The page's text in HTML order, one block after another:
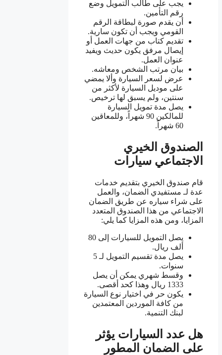
يجب على طالب التمويل وضع
رقم التأمين.
أن يقدم صورة لبطاقة الرقم
القومي ويجب أن تكون سارية.
تقديم كتاب من جهات العمل أو
إيصال مرفق يكون حديث ويفيد
عنوان العمل.
بيان مرتب الشخص ومعاشه.
عرض لسعر السيارة وألا يمضي
على موديل السيارة لأكثر من
سنتين، ولم يسبق لها ترخيص.
يصل مدة تمويل السيارة
للمالكين 90 شهراً، وللمعاقين
60 شهراً.
الصندوق الخيري
الاجتماعي سيارات
قام صندوق الخيري بتقديم خدمات
عدة لـ مستفيدي الضمان، والعمل
على شراء سياره عن طريق الضمان
الاجتماعي من هذا الصندوق المتعدد
المزايا، ومن هذه المزايا كما يلي:
يصل التمويل للسيارات إلى 80
ألف ريال.
يصل مدة تقسيم التمويل لـ 5
سنوات.
وقسط شهري يمكن أن يصل
1333 ريال وهذا كحد أقصى.
يكون حر في اختيار نوع السيارة
من كافة الموردين المعتمدين
لبنك التنمية.
هل عدد السيارات يؤثر
على الضمان المطور